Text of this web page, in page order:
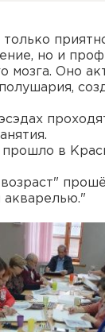
только
но и
мозга. Оно
прошло в
акварелью."